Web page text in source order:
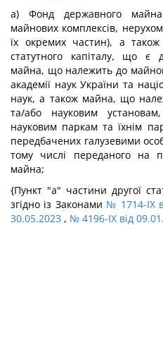
а) Фонд державного
майнових комплексів,
їх окремих частин), а
статутного капіталу, що є
майна, що належить до
академії наук України та
наук, а також майна, що
та/або науковим
науковим паркам та їхнім
передбачених галузевими
тому числі переданого на
майна;
{Пункт "а" частини другої
згідно із Законами № 1714-IX
30.05.2023 , № 4196-IX від